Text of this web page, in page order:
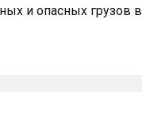
и опасных грузов в